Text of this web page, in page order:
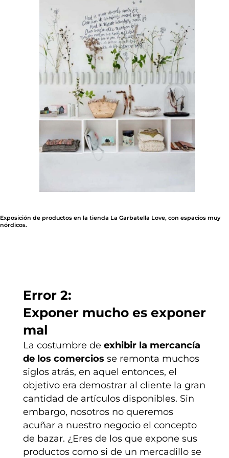
Exposición de productos en la tienda La Garbatella Love, con espacios muy
nórdicos.
Error 2:
Exponer mucho es exponer
mal
La costumbre de exhibir la mercancía
de los comercios se remonta muchos
siglos atrás, en aquel entonces, el
objetivo era demostrar al cliente la gran
cantidad de artículos disponibles. Sin
embargo, nosotros no queremos
acuñar a nuestro negocio el concepto
de bazar. ¿Eres de los que expone sus
productos como si de un mercadillo se